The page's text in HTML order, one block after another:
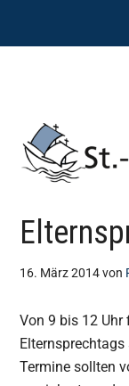
St.
Kompetenz,
Persönlichkeit,
Chancen
16. März 2014von
Von 9 bis 12 Uhr
Termine sollten